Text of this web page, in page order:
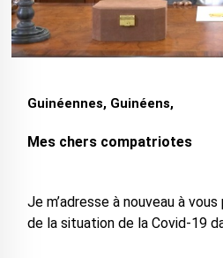
Guinéennes, Guinéens,
Mes chers compatriotes
Je m’adresse à nouveau à
de la situation de la Covid-19